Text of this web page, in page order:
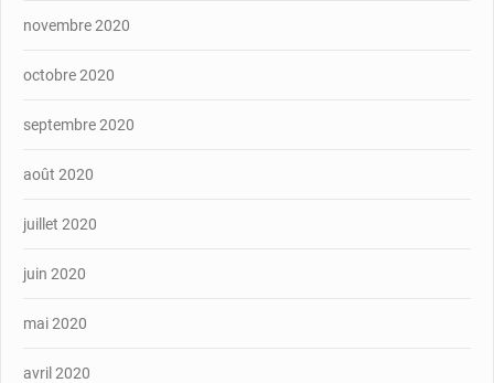
novembre 2020
octobre 2020
septembre 2020
août 2020
juillet 2020
juin 2020
mai 2020
avril 2020